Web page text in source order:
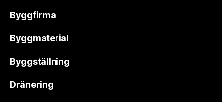
Byggfirma
Byggmaterial
Byggställning
Dränering